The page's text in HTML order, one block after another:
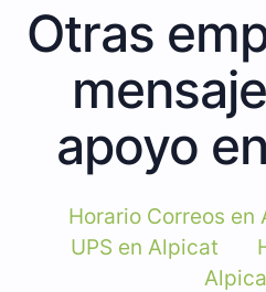
Otras
apoyo
Horario Correos en
UPS en Alpicat